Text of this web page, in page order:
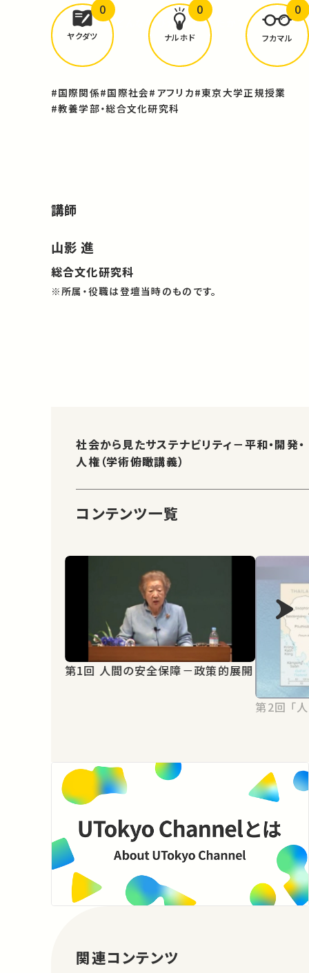
どんな学びがありましたか？
ヤクダツ
0
ナルホド
0
フカマル
0
#国際関係#国際社会#アフリカ#東京大学正規授業
#教養学部・総合文化研究科
講師
山影 進
総合文化研究科
※所属・役職は登壇当時のものです。
社会から見たサステナビリティ－平和・開発・
人権（学術俯瞰講義）
コンテンツ一覧
第1回 人間の安全保障－政策的展開
第
関連コンテンツ